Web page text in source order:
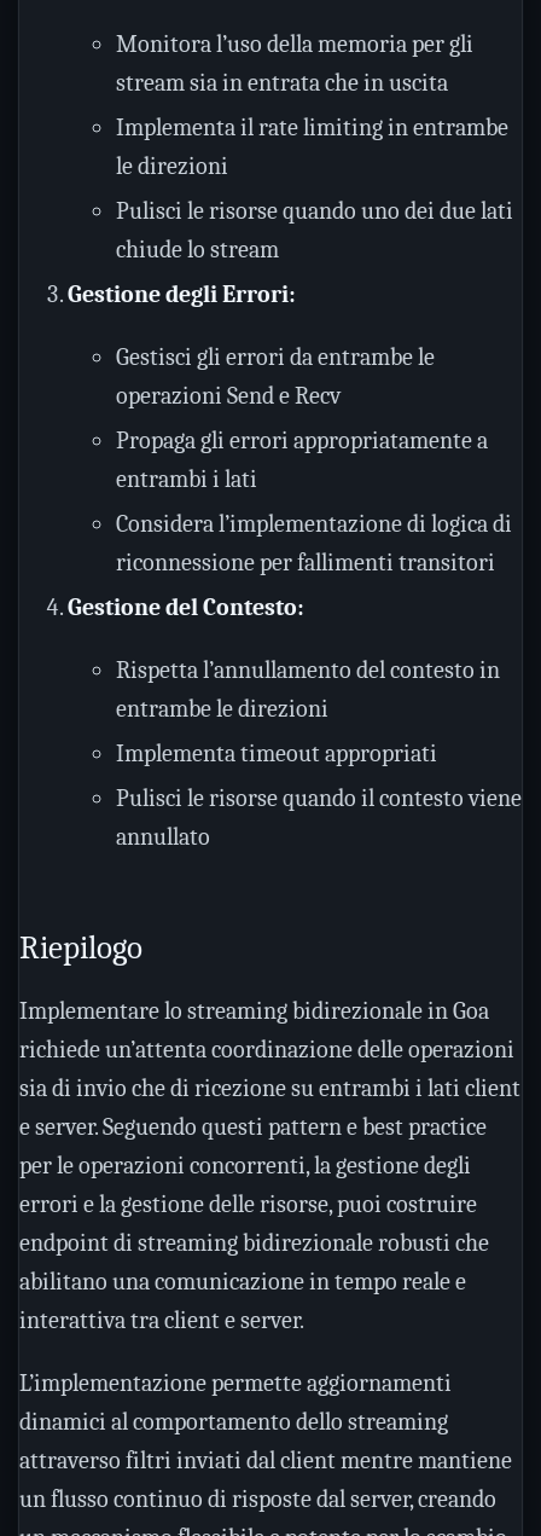
Monitora l’uso della memoria per gli
stream sia in entrata che in uscita
Implementa il rate limiting in entrambe
le direzioni
Pulisci le risorse quando uno dei due lati
chiude lo stream
Gestione degli Errori:
Gestisci gli errori da entrambe le
operazioni Send e Recv
Propaga gli errori appropriatamente a
entrambi i lati
Considera l’implementazione di logica di
riconnessione per fallimenti transitori
Gestione del Contesto:
Rispetta l’annullamento del contesto in
entrambe le direzioni
Implementa timeout appropriati
Pulisci le risorse quando il contesto viene
annullato
Riepilogo
Implementare lo streaming bidirezionale in Goa
richiede un’attenta coordinazione delle operazioni
sia di invio che di ricezione su entrambi i lati client
e server. Seguendo questi pattern e best practice
per le operazioni concorrenti, la gestione degli
errori e la gestione delle risorse, puoi costruire
endpoint di streaming bidirezionale robusti che
abilitano una comunicazione in tempo reale e
interattiva tra client e server.
L’implementazione permette aggiornamenti
dinamici al comportamento dello streaming
attraverso filtri inviati dal client mentre mantiene
un flusso continuo di risposte dal server, creando